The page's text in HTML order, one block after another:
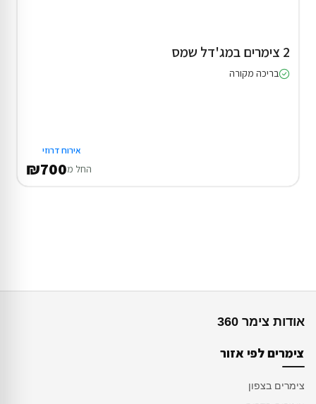
2 צימרים במג'דל שמס
בריכה מקורה
אירוח דרוזי
החל מ₪700
אודות צימר 360
צימרים לפי אזור
צימרים בצפון